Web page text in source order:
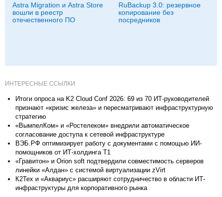
Astra Migration и Astra Store
вошли в реестр
отечественного ПО
RuBackup 3.0: резервное
копирование без
посредников
ИНТЕРЕСНЫЕ ССЫЛКИ
Итоги опроса на K2 Cloud Conf 2026: 69 из 70 ИТ-руководителей
признают «кризис железа» и пересматривают инфраструктурную
стратегию
«ВымпелКом» и «Ростелеком» внедрили автоматическое
согласование доступа к сетевой инфраструктуре
ВЭБ.РФ оптимизирует работу с документами с помощью ИИ-
помощников от ИТ-холдинга Т1
«Гравитон» и Orion soft подтвердили совместимость серверов
линейки «Алдан» с системой виртуализации zVirt
К2Тех и «Аквариус» расширяют сотрудничество в области ИТ-
инфраструктуры для корпоративного рынка